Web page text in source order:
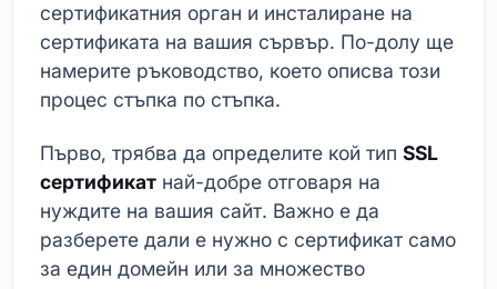
сертификатния орган и инсталиране на
сертификата на вашия сървър. По-долу ще
намерите ръководство, което описва този
процес стъпка по стъпка.
Първо, трябва да определите кой тип SSL
сертификат най-добре отговаря на
нуждите на вашия сайт. Важно е да
разберете дали е нужно с сертификат само
за един домейн или за множество